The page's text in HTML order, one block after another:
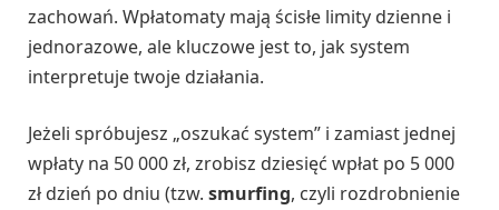
zachowań. Wpłatomaty mają ścisłe limity dzienne i
jednorazowe, ale kluczowe jest to, jak system
interpretuje twoje działania.
Jeżeli spróbujesz „oszukać system” i zamiast jednej
wpłaty na 50 000 zł, zrobisz dziesięć wpłat po 5 000
zł dzień po dniu (tzw. smurfing, czyli rozdrobnienie